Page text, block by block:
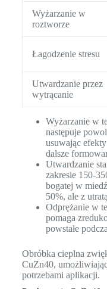
Wyżarzanie w
roztworze
Łagodzenie stresu
Utwardzanie przez
wytrącanie
Wyżarzanie w
następuje
usuwając
dalsze
Utwardzanie
zakresie 150-
bogatej w
50%, ale z
Odprężanie w
pomaga
powstałe
Obróbka cieplna
CuZn40,
potrzebami aplikacji.